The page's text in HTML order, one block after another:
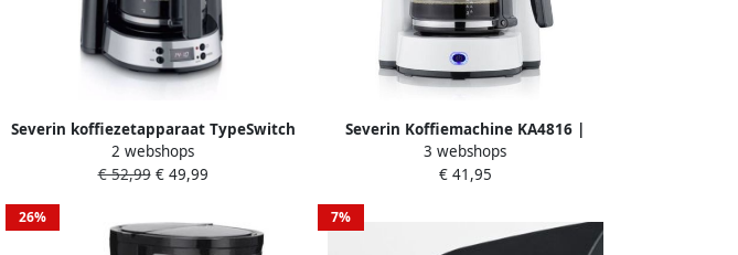
Severin koffiezetapparaat TypeSwitch
KA 4826
2 webshops
€ 52,99€ 49,99
Severin Koffiemachine KA4816 |
Filterkoffiezetapparaten |
4008146034879
3 webshops
€ 41,95
26% 7%